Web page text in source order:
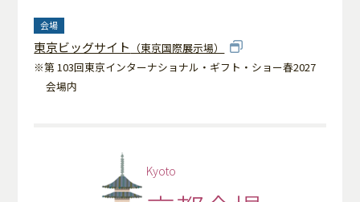
会場
東京ビッグサイト （東京国際展示場）
※第 103回東京インターナショナル・ギフト・ショー春2027
会場内
Kyoto